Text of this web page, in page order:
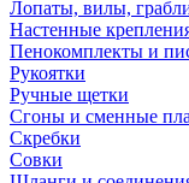
Лопаты, вилы,
Настенные
Пенокомплекты и
Рукоятки
Ручные щетки
Сгоны и сменные
Скребки
Совки